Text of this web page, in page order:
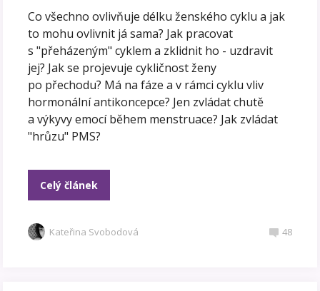
Co všechno ovlivňuje délku ženského cyklu a jak
to mohu ovlivnit já sama? Jak pracovat
s "přeházeným" cyklem a zklidnit ho - uzdravit
jej? Jak se projevuje cykličnost ženy
po přechodu? Má na fáze a v rámci cyklu vliv
hormonální antikoncepce? Jen zvládat chutě
a výkyvy emocí během menstruace? Jak zvládat
"hrůzu" PMS?
Celý článek
Kateřina Svobodová 48